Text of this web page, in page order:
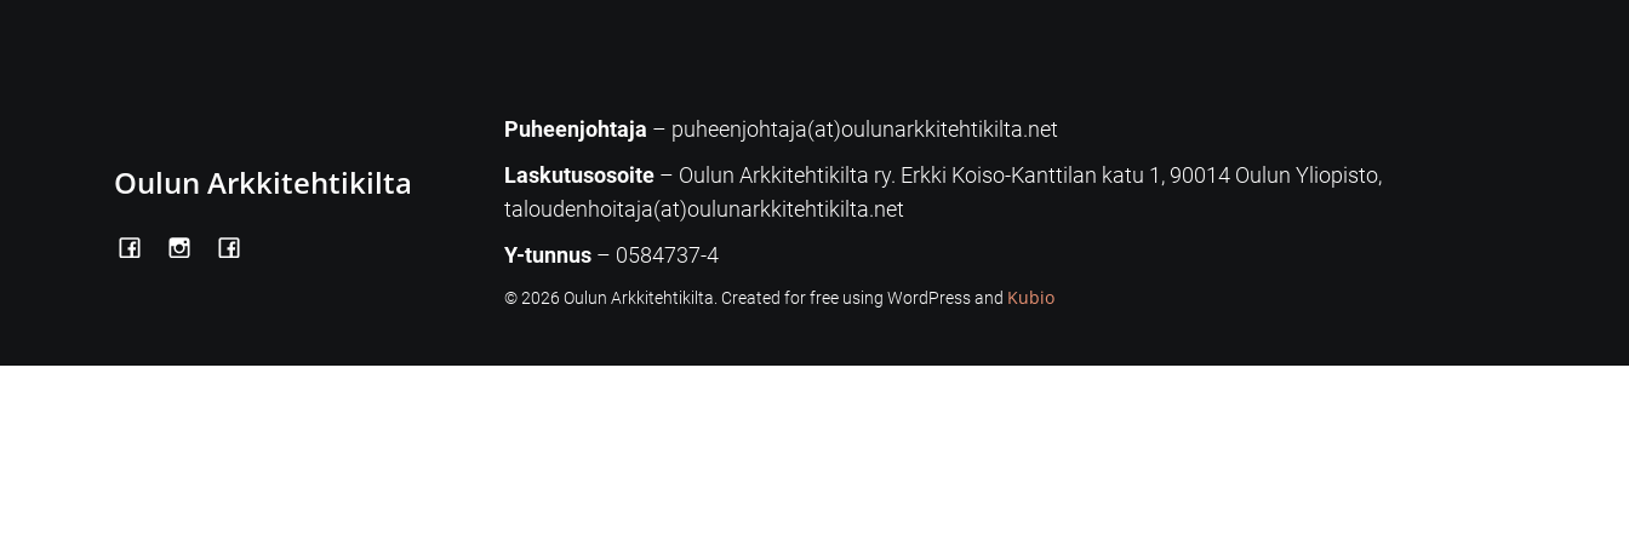
Oulun Arkkitehtikilta
Puheenjohtaja – puheenjohtaja(at)oulunarkkitehtikilta.net
Laskutusosoite – Oulun Arkkitehtikilta ry. Erkki Koiso-Kanttilan katu 1, 90014 Oulun Yliopisto,
taloudenhoitaja(at)oulunarkkitehtikilta.net
Y-tunnus – 0584737-4
© 2026 Oulun Arkkitehtikilta. Created for free using WordPress and Kubio